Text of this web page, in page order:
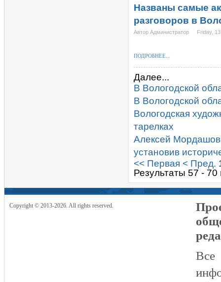
Названы самые
разговоров в
Автор Администратор Friday,
ПОДРОБНЕЕ...
Далее...
В Вологодской
В Вологодской
Вологодская
тарелках
Алексей Мордашов
установив
<< Первая < Пред.
Результаты 57 - 70
Copyright © 2013-2026. All rights reserved.